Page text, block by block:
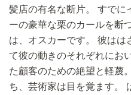
髪店の有名な断片。 すでに
ーの豪華な栗のカールを断
は、オスカーです。 彼はは
て彼の動きのそれぞれにお
た顧客のための絶望と軽蔑
ち、芸術家は目を覚ます。